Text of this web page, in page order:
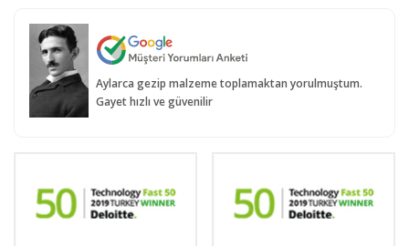
Aylarca gezip malzeme toplamaktan yorulmuştum.
Gayet hızlı ve güvenilir